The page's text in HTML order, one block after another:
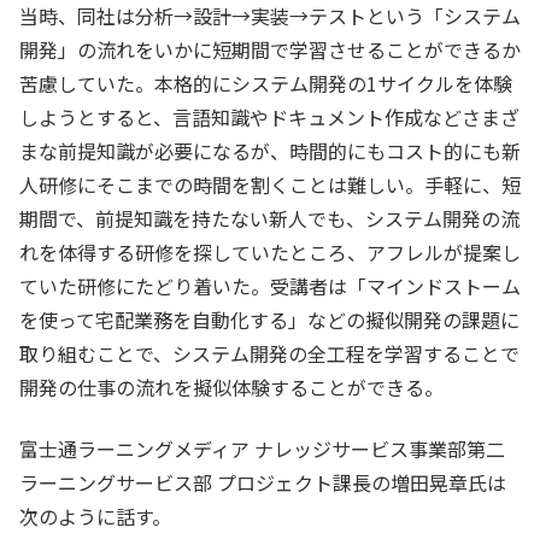
当時、同社は分析→設計→実装→テストという「システム
開発」の流れをいかに短期間で学習させることができるか
苦慮していた。本格的にシステム開発の1サイクルを体験
しようとすると、言語知識やドキュメント作成などさまざ
まな前提知識が必要になるが、時間的にもコスト的にも新
人研修にそこまでの時間を割くことは難しい。手軽に、短
期間で、前提知識を持たない新人でも、システム開発の流
れを体得する研修を探していたところ、アフレルが提案し
ていた研修にたどり着いた。受講者は「マインドストーム
を使って宅配業務を自動化する」などの擬似開発の課題に
取り組むことで、システム開発の全工程を学習することで
開発の仕事の流れを擬似体験することができる。
富士通ラーニングメディア ナレッジサービス事業部第二
ラーニングサービス部 プロジェクト課長の増田晃章氏は
次のように話す。